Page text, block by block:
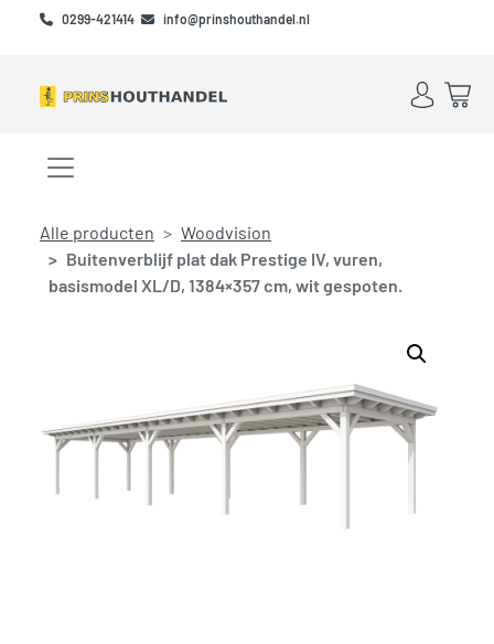
Skip to main content
Skip to footer
0299-421414 info@prinshouthandel.nl
Account
Menu openen/sluiten
Alle producten
Woodvision
Buitenverblijf plat dak Prestige IV, vuren,
basismodel XL/D, 1384×357 cm, wit gespoten.